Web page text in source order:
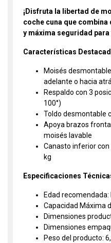
¡Disfruta la libertad de
coche cuna que
y máxima seguridad para
Características
Moisés
adelante o hacia
Respaldo con 3
100°)
Toldo desmontable
Apoya brazos
moisés lavable
Canasto inferior
kg
Especificaciones
Edad
Capacidad Máxima
Dimensiones
Dimensiones
Peso del producto: